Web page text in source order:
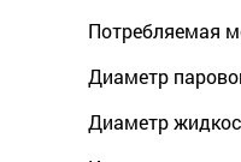
Потребляемая
Диаметр
Диаметр